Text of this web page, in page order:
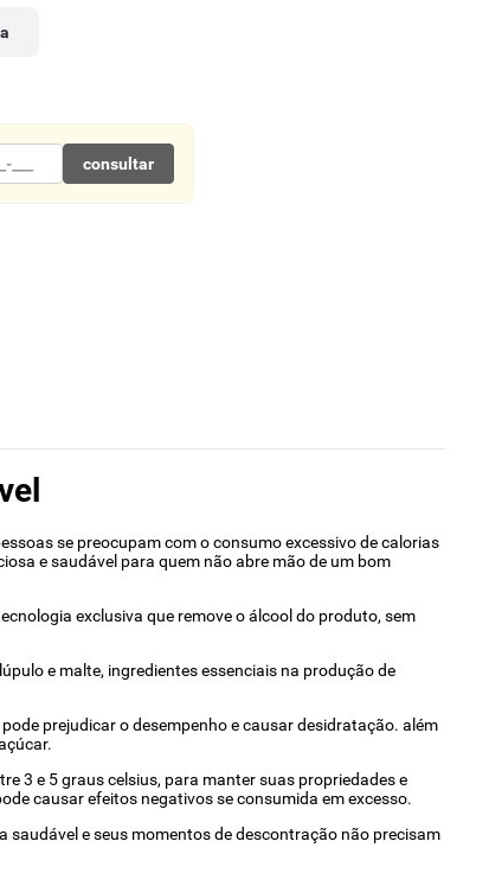
consultar
se preocupam com o consumo excessivo de calorias
e saudável para quem não abre mão de um bom
exclusiva que remove o álcool do produto, sem
e malte, ingredientes essenciais na produção de
prejudicar o desempenho e causar desidratação. além
3 e 5 graus celsius, para manter suas propriedades e
causar efeitos negativos se consumida em excesso.
saudável e seus momentos de descontração não precisam